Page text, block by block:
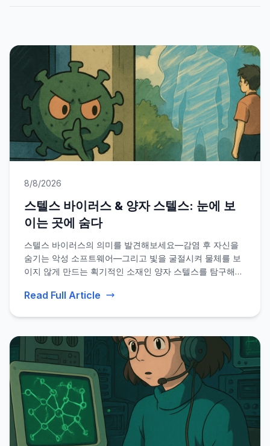
8/8/2026
스텔스 바이러스 & 양자 스텔스: 눈에 보
이는 곳에 숨다
스텔스 바이러스의 의미를 발견해보세요—감염 후 자신을
숨기는 악성 소프트웨어—그리고 빛을 굴절시켜 물체를 보
이지 않게 만드는 획기적인 소재인 양자 스텔스를 탐구해보
세요.
Read Full Article